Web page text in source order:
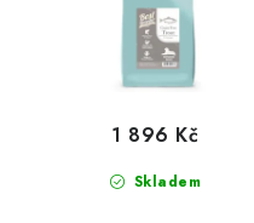
Skladem
1 896 Kč